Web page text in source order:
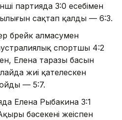
партияда 3:0 есебімен
сақтап қалды — 6:3.
брейк алмасумен
спортшы 4:2
Елена таразы басын
жиі қателескен
— 5:7.
Елена Рыбакина 3:1
бәсекені жеңіспен